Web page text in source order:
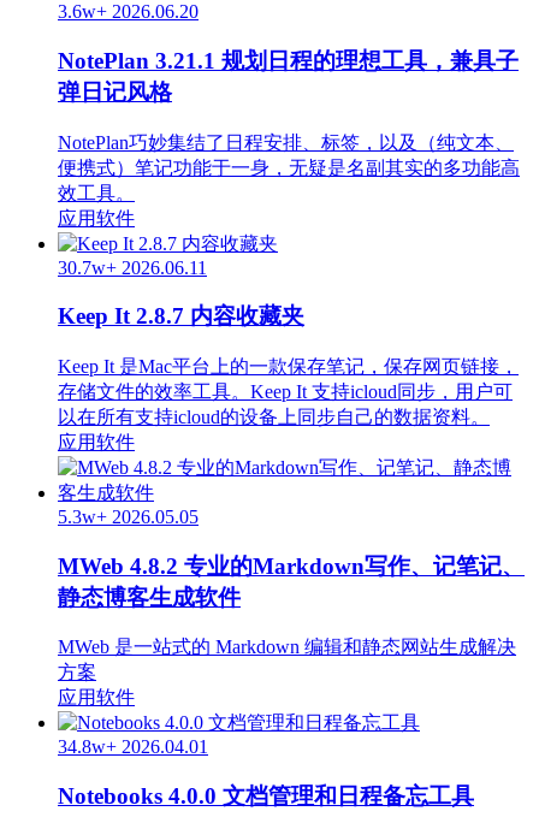
3.6w+ 2026.06.20
NotePlan 3.21.1 规划日程的理想工具，兼具子
弹日记风格
NotePlan巧妙集结了日程安排、标签，以及（纯文本、
便携式）笔记功能于一身，无疑是名副其实的多功能高
效工具。
应用软件
30.7w+ 2026.06.11
Keep It 2.8.7 内容收藏夹
Keep It 是Mac平台上的一款保存笔记，保存网页链接，
存储文件的效率工具。Keep It 支持icloud同步，用户可
以在所有支持icloud的设备上同步自己的数据资料。
应用软件
5.3w+ 2026.05.05
MWeb 4.8.2 专业的Markdown写作、记笔记、
静态博客生成软件
MWeb 是一站式的 Markdown 编辑和静态网站生成解决
方案
应用软件
34.8w+ 2026.04.01
Notebooks 4.0.0 文档管理和日程备忘工具